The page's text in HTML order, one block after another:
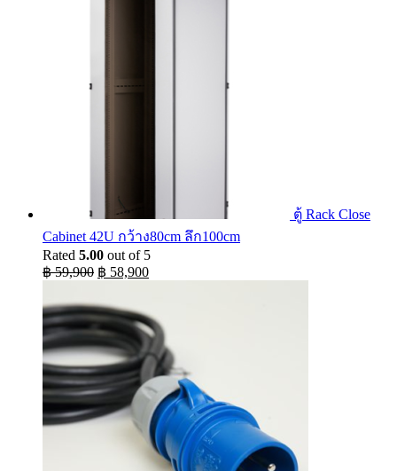
ตู้ Rack Close
Cabinet 42U กว้าง80cm ลึก100cm
Rated 5.00 out of 5
฿59,900 Original
was:
฿ 59,900.
฿ 58,900Current
฿ 58,900.